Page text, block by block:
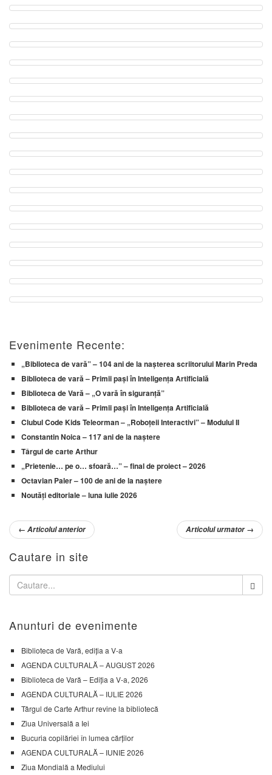
Evenimente Recente:
„Biblioteca de vară” – 104 ani de la nașterea scriitorului Marin Preda
Biblioteca de vară – Primii pași în Inteligența Artificială
Biblioteca de Vară – „O vară în siguranță”
Biblioteca de vară – Primii pași în Inteligența Artificială
Clubul Code Kids Teleorman – „Roboțeii Interactivi” – Modulul II
Constantin Noica – 117 ani de la naștere
Târgul de carte Arthur
„Prietenie… pe o… sfoară…” – final de proiect – 2026
Octavian Paler – 100 de ani de la naștere
Noutăți editoriale – luna iulie 2026
← Articolul anterior Articolul urmator→
Cautare in site
Anunturi de evenimente
Biblioteca de Vară, ediția a V-a
AGENDA CULTURALĂ – AUGUST 2026
Biblioteca de Vară – Ediția a V-a, 2026
AGENDA CULTURALĂ – IULIE 2026
Târgul de Carte Arthur revine la bibliotecă
Ziua Universală a Iei
Bucuria copilăriei în lumea cărților
AGENDA CULTURALĂ – IUNIE 2026
Ziua Mondială a Mediului